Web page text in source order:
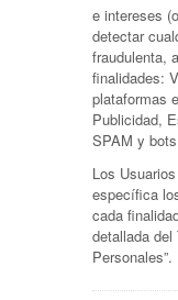
e intereses
detectar
fraudulenta,
finalidades:
plataformas
Publicidad,
SPAM y
Los
específica
cada
detallada del
Personales”.